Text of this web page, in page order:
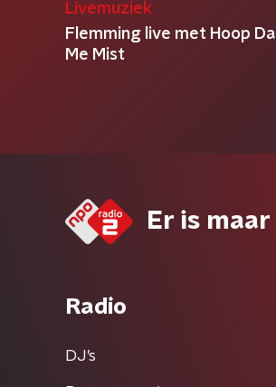
Livemuziek
Flemming live met Hoop
Me Mist
Er is maar
Radio
DJ’s